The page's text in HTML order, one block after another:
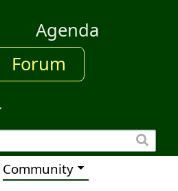
Agenda
Forum
Community